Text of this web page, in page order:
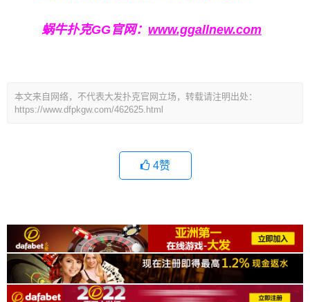
蜗牛扑克GG官网： www.ggallnew.com
本文来自网络，不代表大发扑克官网立场，转载请注明出处：
https://www.dfpkgw.com/462625.html
4赞